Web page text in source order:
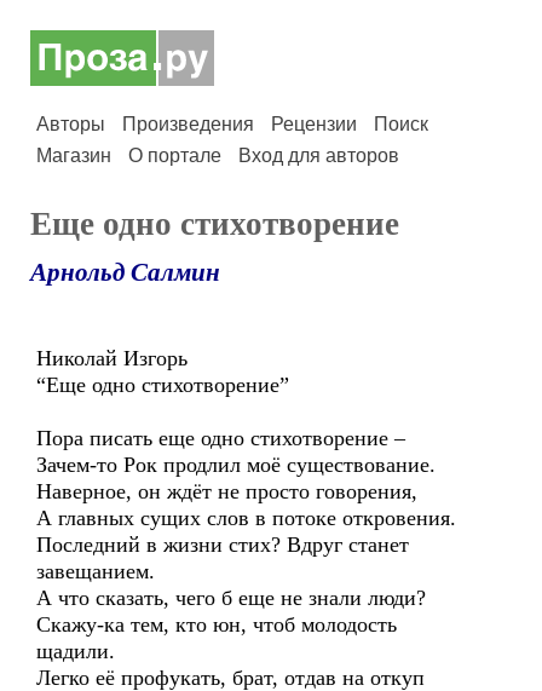
Авторы Произведения Рецензии
Поиск
Магазин
О портале Вход для авторов
Еще одно стихотворение
Арнольд Салмин
Николай Изгорь
“Еще одно стихотворение”
Пора писать еще одно стихотворение –
Зачем-то Рок продлил моё существование.
Наверное, он ждёт не просто говорения,
А главных сущих слов в потоке откровения.
Последний в жизни стих? Вдруг станет
завещанием.
А что сказать, чего б еще не знали люди?
Скажу-ка тем, кто юн, чтоб молодость
щадили.
Легко её профукать, брат, отдав на откуп